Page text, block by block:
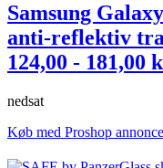
Samsung
anti-reflektiv
124,00 - 181,00
nedsat
Køb med Proshop